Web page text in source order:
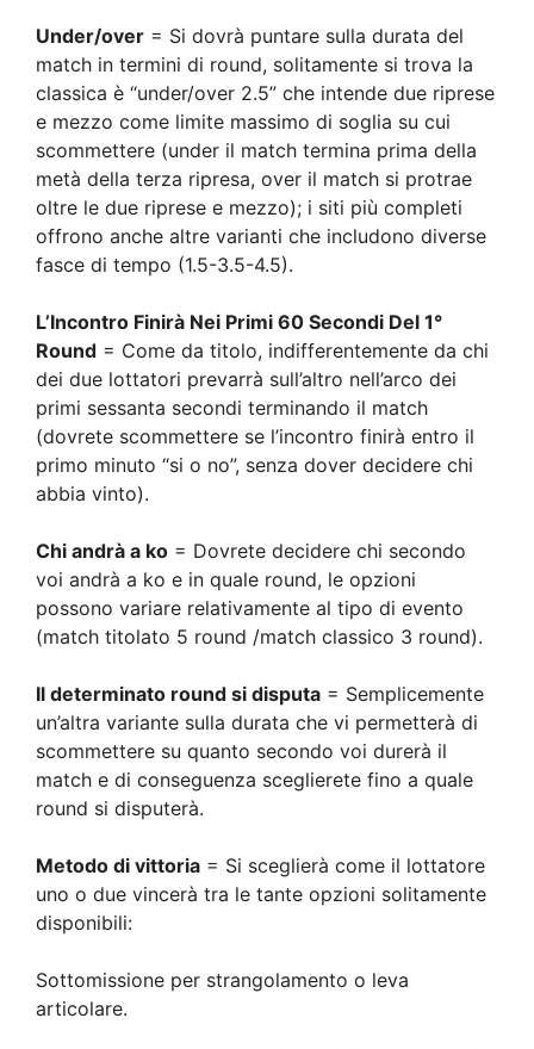
Under/over = Si dovrà puntare sulla durata del
match in termini di round, solitamente si trova la
classica è “under/over 2.5” che intende due riprese
e mezzo come limite massimo di soglia su cui
scommettere (under il match termina prima della
metà della terza ripresa, over il match si protrae
oltre le due riprese e mezzo); i siti più completi
offrono anche altre varianti che includono diverse
fasce di tempo (1.5-3.5-4.5).
L’Incontro Finirà Nei Primi 60 Secondi Del 1°
Round = Come da titolo, indifferentemente da chi
dei due lottatori prevarrà sull’altro nell’arco dei
primi sessanta secondi terminando il match
(dovrete scommettere se l’incontro finirà entro il
primo minuto “si o no”, senza dover decidere chi
abbia vinto).
Chi andrà a ko = Dovrete decidere chi secondo
voi andrà a ko e in quale round, le opzioni
possono variare relativamente al tipo di evento
(match titolato 5 round /match classico 3 round).
Il determinato round si disputa = Semplicemente
un’altra variante sulla durata che vi permetterà di
scommettere su quanto secondo voi durerà il
match e di conseguenza sceglierete fino a quale
round si disputerà.
Metodo di vittoria = Si sceglierà come il lottatore
uno o due vincerà tra le tante opzioni solitamente
disponibili:
Sottomissione per strangolamento o leva
articolare.